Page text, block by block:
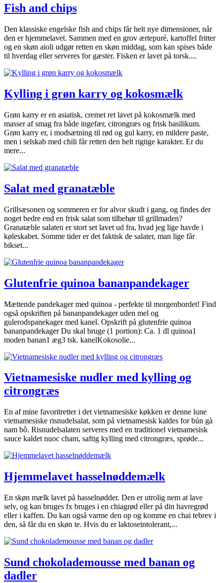
Fish and chips
Den klassiske engelske fish and chips får helt nye dimensioner, når
den er hjemmelavet. Sammen med en grov ærtepuré, kartoffel fritter
og en skøn aioli udgør retten en skøn middag, som kan spises både
til hverdag eller serveres for gæster. Fisken er lavet på torsk....
Kylling i grøn karry og kokosmælk
Grøn karry er en asiatisk, cremet ret lavet på kokosmælk med
masser af smag fra både ingefær, citrongræs og frisk basilikum.
Grøn karry er, i modsætning til rød og gul karry, en mildere paste,
men i selskab med chili får retten den helt rigtige karakter. Er du
mere...
Salat med granatæble
Grillsæsonen og sommeren er for alvor skudt i gang, og findes der
noget bedre end en frisk salat som tilbehør til grillmaden?
Granatæble salaten er stort set lavet ud fra, hvad jeg lige havde i
køleskabet. Somme tider er det faktisk de salater, man lige får
bikset...
Glutenfrie quinoa bananpandekager
Mættende pandekager med quinoa - perfekte til morgenbordet! Find
også opskriften på bananpandekager uden mel og
gulerodspanekager med kanel. Opskrift på glutenfrie quinoa
bananpandekager Du skal bruge (1 portion): Ca. 1 dl quinoa1
moden banan1 æg3 tsk. kanelKokosolie...
Vietnamesiske nudler med kylling og
citrongræs
En af mine favoritretter i det vietnamesiske køkken er denne lune
vietnamesiske risnudelsalat, som på vietnamesisk kaldes for bún gà
nam bô. Risnudelsalaten serveres med en traditionel vietnamesisk
sauce kaldet nuoc cham, saftig kylling med citrongræs, sprøde...
Hjemmelavet hasselnøddemælk
En skøn mælk lavet på hasselnødder. Den er utrolig nem at lave
selv, og kan bruges fx bruges i en chiagrød eller på din havregrød
eller i kaffen. Du kan også varme den op og komme en chai tebrev i
den, så får du en skøn te. Hvis du er laktoseintolerant,...
Sund chokolademousse med banan og
dadler